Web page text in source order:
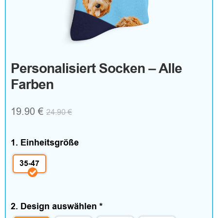
T
e
t
i
i
Personalisiert Socken – Alle
Farben
19.90 € 24.90€
1. Einheitsgröße
35-47
2. Design auswählen *